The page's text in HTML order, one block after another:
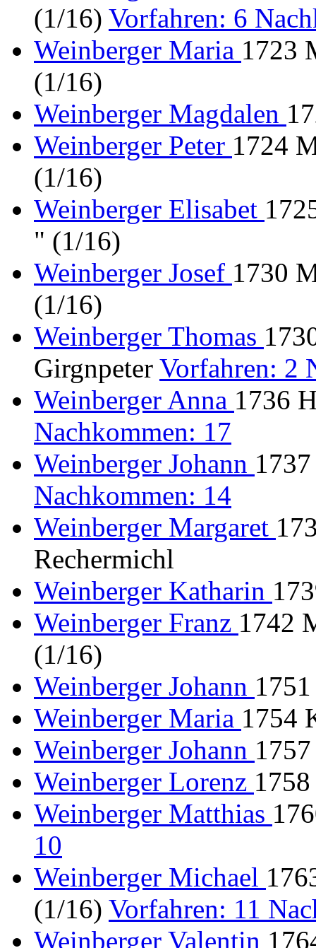
(1/16) Vorfahren: 6
Weinberger Maria 1723
(1/16)
Weinberger Magdalen
Weinberger Peter 1724
(1/16)
Weinberger Elisabet
" (1/16)
Weinberger Josef 1730
(1/16)
Weinberger Thomas
Girgnpeter Vorfahren: 2
Weinberger Anna 1736
Nachkommen: 17
Weinberger Johann
Nachkommen: 14
Weinberger Margaret
Rechermichl
Weinberger Katharin
Weinberger Franz 1742
(1/16)
Weinberger Johann
Weinberger Maria 1754
Weinberger Johann
Weinberger Lorenz
Weinberger Matthias
10
Weinberger Michael
(1/16) Vorfahren: 11
Weinberger Valentin